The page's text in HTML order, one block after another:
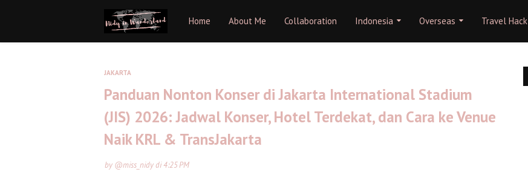
Home About Me Collaboration Indonesia Overseas Travel Hack
JAKARTA
Panduan Nonton Konser di Jakarta International Stadium
(JIS) 2026: Jadwal Konser, Hotel Terdekat, dan Cara ke Venue
Naik KRL & TransJakarta
by @miss_nidydi4:25 PM